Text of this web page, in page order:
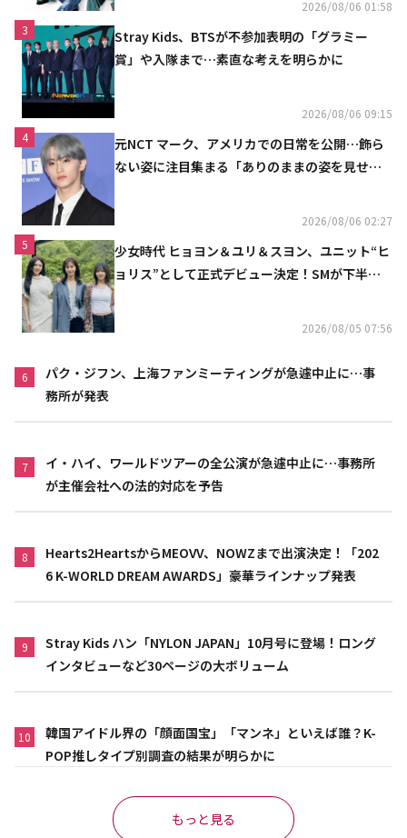
2026/08/06 01:58
3
Stray Kids、BTSが不参加表明の「グラミー
賞」や入隊まで…素直な考えを明らかに
2026/08/06 09:15
4
元NCT マーク、アメリカでの日常を公開…飾ら
ない姿に注目集まる「ありのままの姿を見せた
2026/08/06 02:27
5
少女時代 ヒョヨン＆ユリ＆スヨン、ユニット“ヒ
ョリス”として正式デビュー決定！SMが下半期
2026/08/05 07:56
6
パク・ジフン、上海ファンミーティングが急遽中止に…事
務所が発表
7
イ・ハイ、ワールドツアーの全公演が急遽中止に…事務所
が主催会社への法的対応を予告
8
Hearts2HeartsからMEOVV、NOWZまで出演決定！「202
6 K-WORLD DREAM AWARDS」豪華ラインナップ発表
9
Stray Kids ハン「NYLON JAPAN」10月号に登場！ロング
インタビューなど30ページの大ボリューム
10
韓国アイドル界の「顔面国宝」「マンネ」といえば誰？K-
POP推しタイプ別調査の結果が明らかに
もっと見る